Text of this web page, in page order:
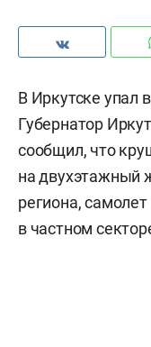
В Иркутске упал
Губернатор
сообщил, что
на двухэтажный
региона, самолет
в частном